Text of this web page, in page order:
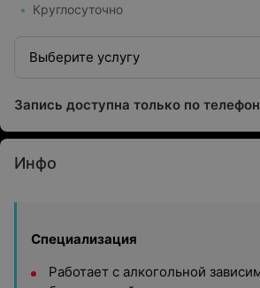
Круглосуточно
Выберите услугу
Запись доступна только по
Инфо
Специализация
Работает с алкогольной